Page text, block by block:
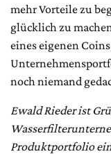
mehr Vorteile zu
glücklich zu
eines eigenen
noch niemand
Ewald Rieder ist
Produktportfolio